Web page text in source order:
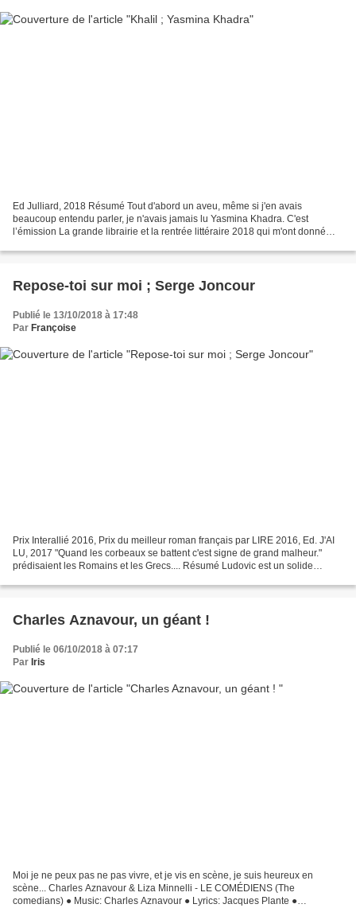
Ed Julliard, 2018 Résumé Tout d'abord un aveu, même si j'en avais
beaucoup entendu parler, je n'avais jamais lu Yasmina Khadra. C'est
l’émission La grande librairie et la rentrée littéraire 2018 qui m'ont donné
Repose-toi sur moi ; Serge Joncour
Publié le 13/10/2018 à 17:48
Par Françoise
Prix Interallié 2016, Prix du meilleur roman français par LIRE 2016, Ed. J'AI
LU, 2017 "Quand les corbeaux se battent c'est signe de grand malheur."
prédisaient les Romains et les Grecs.... Résumé Ludovic est un solide
Charles Aznavour, un géant !
Publié le 06/10/2018 à 07:17
Par Iris
Moi je ne peux pas ne pas vivre, et je vis en scène, je suis heureux en
scène... Charles Aznavour & Liza Minnelli - LE COMÉDIENS (The
comedians) ● Music: Charles Aznavour ● Lyrics: Jacques Plante ●